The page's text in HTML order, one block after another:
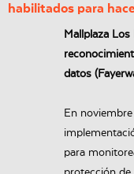
habilitados para
Mallplaza
datos
En
para